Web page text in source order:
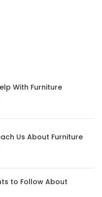
With Furniture
Us About Furniture
to Follow About